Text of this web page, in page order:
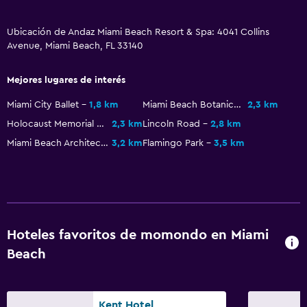
TV de pantalla plana
Servicio de streaming
Buceo
Entretenimiento nocturno
Ubicación de Andaz Miami Beach Resort & Spa: 4041 Collins
Avenue, Miami Beach, FL 33140
Mejores lugares de interés
Miami City Ballet 1,8 km Miami Beach Botanical Garden
2,3 km
Holocaust Memorial of the Greater Miami Jewish Federation
2,3 kmLincoln Road
2,8 km
Miami Beach Architectural District 3,2 kmFlamingo Park 3,5 km
Hoteles favoritos de momondo en Miami
Beach
Kent Hotel